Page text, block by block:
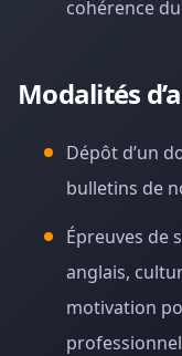
cohérence
Modalités
Dépôt d’un
bulletins de
Épreuves de
anglais,
motivation